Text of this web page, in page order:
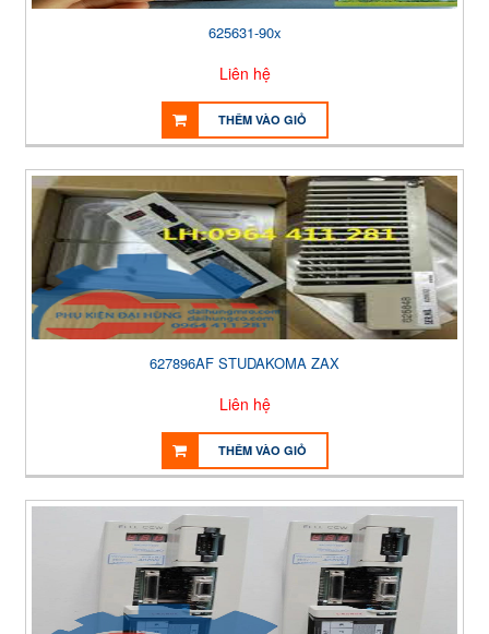
625631-90x
Liên hệ
THÊM VÀO GIỎ
627896AF STUDAKOMA ZAX
Liên hệ
THÊM VÀO GIỎ